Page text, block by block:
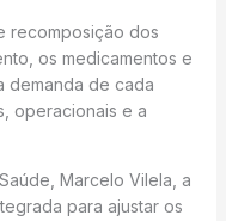
recomposição dos
os medicamentos e
demanda de cada
operacionais e a
Marcelo Vilela, a
para ajustar os